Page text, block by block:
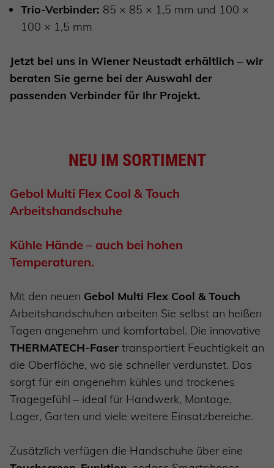
Trio-Verbinder: 85 × 85 × 1,5 mm und 100 ×
100 × 1,5 mm
Jetzt bei uns in Wiener Neustadt erhältlich – wir
beraten Sie gerne bei der Auswahl der
passenden Verbinder für Ihr Projekt.
NEU IM SORTIMENT
Gebol Multi Flex Cool & Touch
Arbeitshandschuhe
Kühle Hände – auch bei hohen
Temperaturen.
Mit den neuen Gebol Multi Flex Cool & Touch
Arbeitshandschuhen arbeiten Sie selbst an heißen
Tagen angenehm und komfortabel. Die innovative
THERMATECH-Faser transportiert Feuchtigkeit an
die Oberfläche, wo sie schneller verdunstet. Das
sorgt für ein angenehm kühles und trockenes
Tragegefühl – ideal für Handwerk, Montage,
Lager, Garten und viele weitere Einsatzbereiche.
Zusätzlich verfügen die Handschuhe über eine